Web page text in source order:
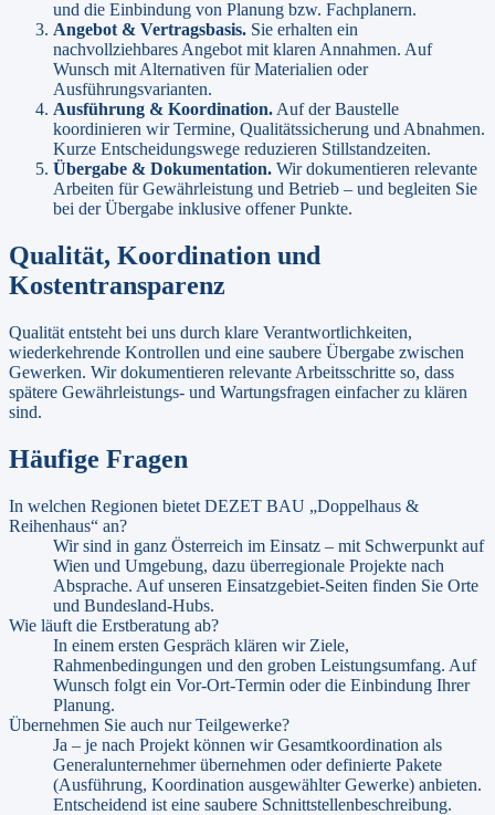
und die Einbindung von Planung bzw. Fachplanern.
Angebot & Vertragsbasis. Sie erhalten ein
nachvollziehbares Angebot mit klaren Annahmen. Auf
Wunsch mit Alternativen für Materialien oder
Ausführungsvarianten.
Ausführung & Koordination.Auf der Baustelle
koordinieren wir Termine, Qualitätssicherung und Abnahmen.
Kurze Entscheidungswege reduzieren Stillstandzeiten.
Übergabe & Dokumentation. Wir dokumentieren relevante
Arbeiten für Gewährleistung und Betrieb – und begleiten Sie
bei der Übergabe inklusive offener Punkte.
Qualität, Koordination und
Kostentransparenz
Qualität entsteht bei uns durch klare Verantwortlichkeiten,
wiederkehrende Kontrollen und eine saubere Übergabe zwischen
Gewerken. Wir dokumentieren relevante Arbeitsschritte so, dass
spätere Gewährleistungs- und Wartungsfragen einfacher zu klären
sind.
Häufige Fragen
In welchen Regionen bietet DEZET BAU „Doppelhaus &
Reihenhaus“ an?
Wir sind in ganz Österreich im Einsatz – mit Schwerpunkt auf
Wien und Umgebung, dazu überregionale Projekte nach
Absprache. Auf unseren Einsatzgebiet-Seiten finden Sie Orte
und Bundesland-Hubs.
Wie läuft die Erstberatung ab?
In einem ersten Gespräch klären wir Ziele,
Rahmenbedingungen und den groben Leistungsumfang. Auf
Wunsch folgt ein Vor-Ort-Termin oder die Einbindung Ihrer
Planung.
Übernehmen Sie auch nur Teilgewerke?
Ja – je nach Projekt können wir Gesamtkoordination als
Generalunternehmer übernehmen oder definierte Pakete
(Ausführung, Koordination ausgewählter Gewerke) anbieten.
Entscheidend ist eine saubere Schnittstellenbeschreibung.